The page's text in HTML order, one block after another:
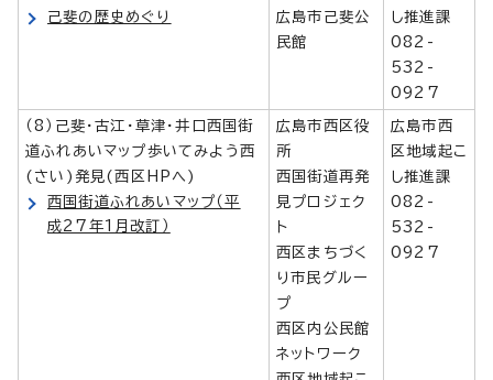
己斐の歴史めぐり
広島市己斐公
民館
し推進課
082-
532-
0927
（8）己斐・古江・草津・井口西国街
道ふれあいマップ歩いてみよう西
(さい)発見(西区HPへ)
西国街道ふれあいマップ（平
成27年1月改訂）
広島市西区役
所
西国街道再発
見プロジェク
ト
西区まちづく
り市民グルー
プ
西区内公民館
ネットワーク
広島市西
区地域起こ
し推進課
082-
532-
0927